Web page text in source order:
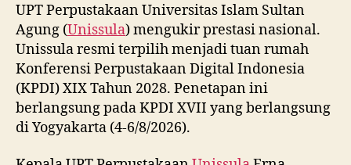
UPT Perpustakaan Universitas Islam Sultan
Agung (Unissula) mengukir prestasi nasional.
Unissula resmi terpilih menjadi tuan rumah
Konferensi Perpustakaan Digital Indonesia
(KPDI) XIX Tahun 2028. Penetapan ini
berlangsung pada KPDI XVII yang berlangsung
di Yogyakarta (4-6/8/2026).